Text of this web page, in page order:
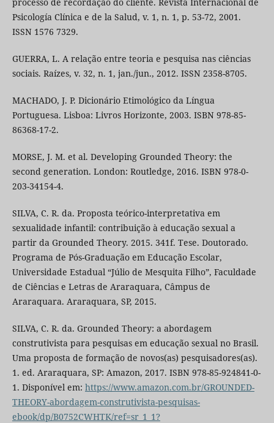
Psicología Clínica e de la Salud, v. 1, n. 1, p. 53-72, 2001.
ISSN 1576 7329.
GUERRA, L. A relação entre teoria e pesquisa nas ciências
sociais. Raízes, v. 32, n. 1, jan./jun., 2012. ISSN 2358-8705.
MACHADO, J. P. Dicionário Etimológico da Língua
Portuguesa. Lisboa: Livros Horizonte, 2003. ISBN 978-85-
86368-17-2.
MORSE, J. M. et al. Developing Grounded Theory: the
second generation. London: Routledge, 2016. ISBN 978-0-
203-34154-4.
SILVA, C. R. da. Proposta teórico-interpretativa em
sexualidade infantil: contribuição à educação sexual a
partir da Grounded Theory. 2015. 341f. Tese. Doutorado.
Programa de Pós-Graduação em Educação Escolar,
Universidade Estadual “Júlio de Mesquita Filho”, Faculdade
de Ciências e Letras de Araraquara, Câmpus de
Araraquara. Araraquara, SP, 2015.
SILVA, C. R. da. Grounded Theory: a abordagem
construtivista para pesquisas em educação sexual no Brasil.
Uma proposta de formação de novos(as) pesquisadores(as).
1. ed. Araraquara, SP: Amazon, 2017. ISBN 978-85-924841-0-
1. Disponível em: https://www.amazon.com.br/GROUNDED-
THEORY-abordagem-construtivista-pesquisas-
ebook/dp/B0752CWHTK/ref=sr_1_1?